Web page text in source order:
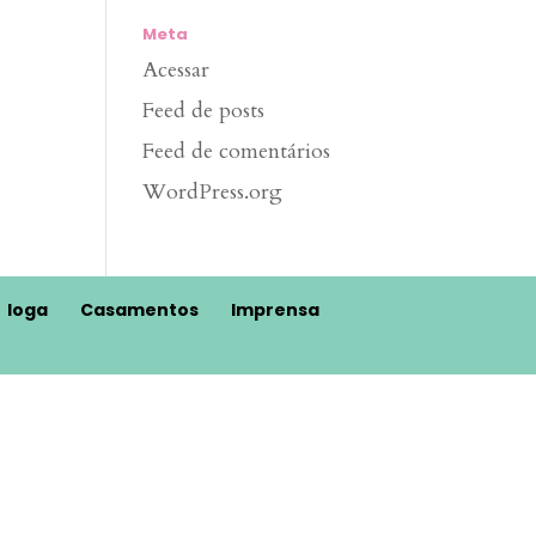
Meta
Acessar
Feed de posts
Feed de comentários
WordPress.org
Ioga Casamentos
Imprensa